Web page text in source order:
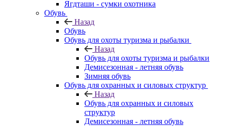
Ягдташи - сумки охотника
Обувь
Назад
Обувь
Обувь для охоты туризма и рыбалки
Назад
Обувь для охоты туризма и рыбалки
Демисезонная - летняя обувь
Зимняя обувь
Обувь для охранных и силовых структур
Назад
Обувь для охранных и силовых
структур
Демисезонная - летняя обувь